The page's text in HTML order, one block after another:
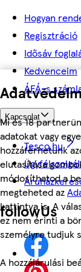
Mi és 18
adatokat vagy
hozzáférhetünk
elutasítása
módosíthatod a
megteheted az
kattintva is. A
ez nem érinti a
személyre tudjuk
A hozzájárulási
Hogyan
Regisztráció
Idősáv
Kedvenceim
ÁFÁ-s
Kapcsolat
Tesco.hu
followUs